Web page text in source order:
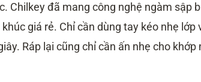
Chilkey đã mang công nghệ ngàm sập
giá rẻ. Chỉ cần dùng tay kéo nhẹ
Ráp lại cũng chỉ cần ấn nhẹ cho khớp